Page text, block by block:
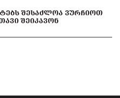
ᲨᲔᲡᲐᲫᲚᲝᲐ ᲕᲣᲠᲩᲘᲝᲗ
ᲨᲔᲘᲙᲐᲕᲝᲜ